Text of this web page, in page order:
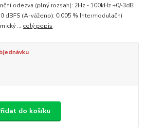
odezva (plný rozsah): 2Hz - 100kHz +0/-3dB
dBFS (A-váženo): 0,005 % Intermodulační
... celý popis
do košíku